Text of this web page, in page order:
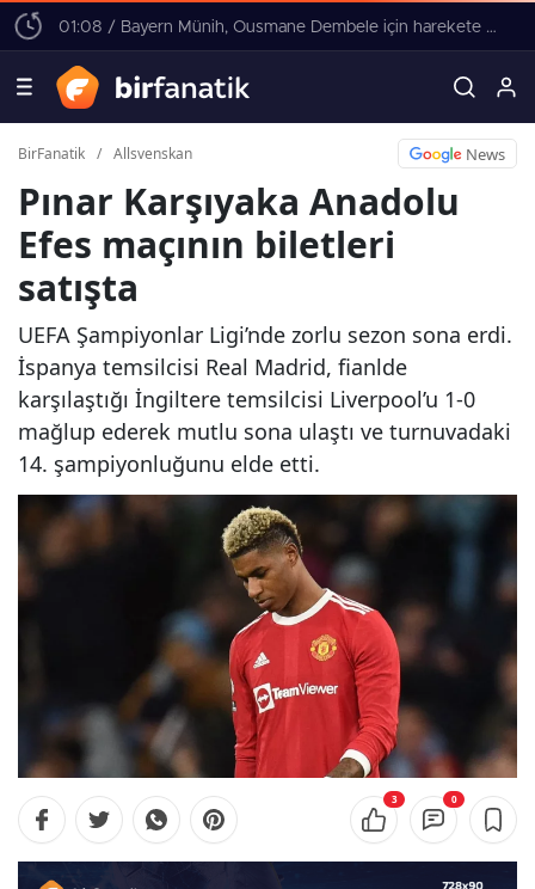
01:08 / Bayern Münih, Ousmane Dembele için harekete geçti! 4 yıllık sözleşme teklifi
BirFanatik / Allsvenskan News
Pınar Karşıyaka Anadolu
Efes maçının biletleri
satışta
UEFA Şampiyonlar Ligi’nde zorlu sezon sona erdi.
İspanya temsilcisi Real Madrid, fianlde
karşılaştığı İngiltere temsilcisi Liverpool’u 1-0
mağlup ederek mutlu sona ulaştı ve turnuvadaki
14. şampiyonluğunu elde etti.
3 0